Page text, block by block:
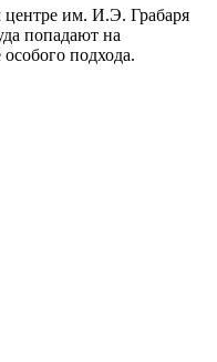
центре им. И.Э. Грабаря
попадают на
подхода.